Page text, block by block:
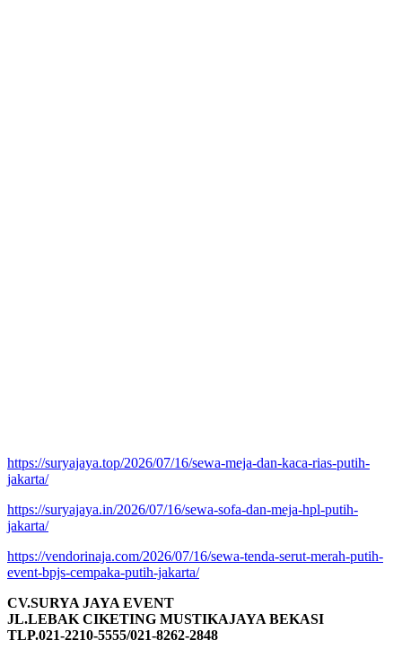
https://suryajaya.top/2026/07/16/sewa-meja-dan-kaca-rias-putih-
jakarta/
https://suryajaya.in/2026/07/16/sewa-sofa-dan-meja-hpl-putih-
jakarta/
https://vendorinaja.com/2026/07/16/sewa-tenda-serut-merah-putih-
event-bpjs-cempaka-putih-jakarta/
CV.SURYA JAYA EVENT
JL.LEBAK CIKETING MUSTIKAJAYA BEKASI
TLP.021-2210-5555/021-8262-2848